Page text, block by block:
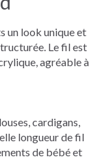
un look unique et
Le fil est
agréable à
cardigans,
longueur de fil
de bébé et